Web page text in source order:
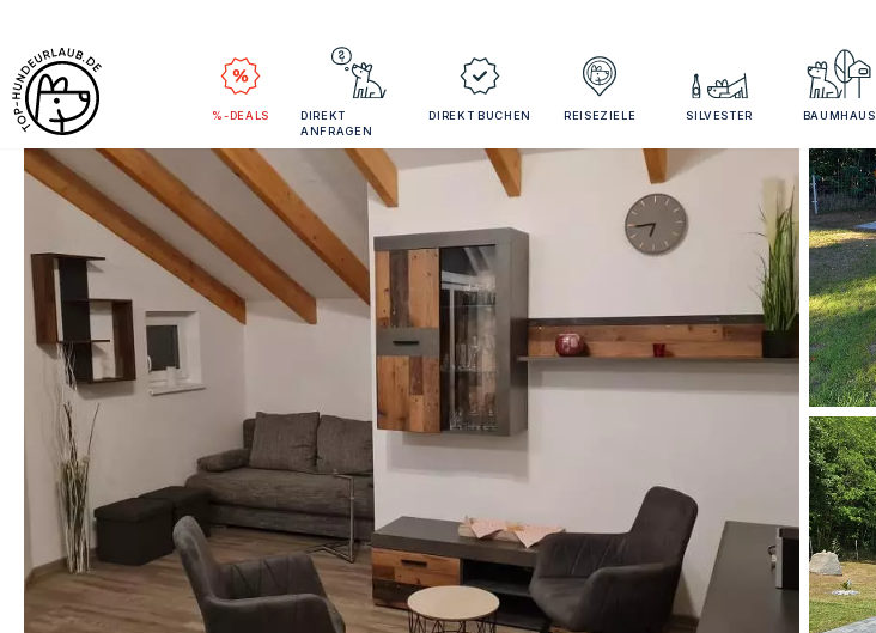
%-DEALS
DIREKT
ANFRAGEN
DIREKT BUCHEN REISEZIELE SILVESTER BAUMHAUS